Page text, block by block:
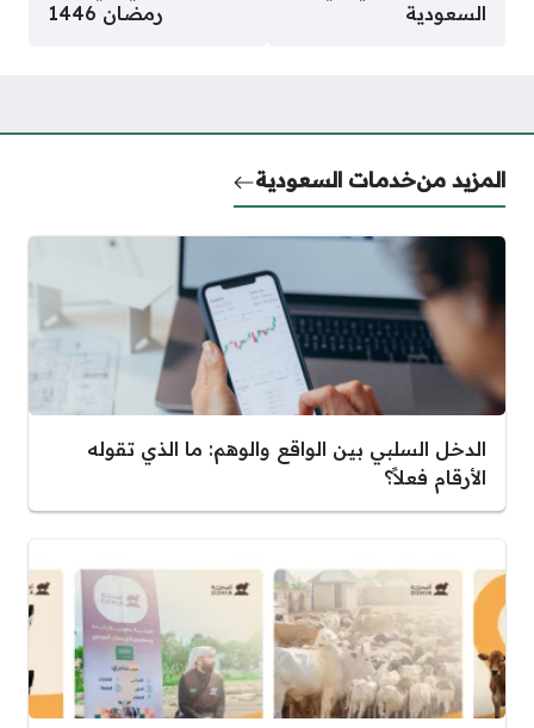
السعودية
رمضان 1446
المزيد منخدمات السعودية
الدخل السلبي بين الواقع والوهم: ما الذي تقوله
الأرقام فعلاً؟